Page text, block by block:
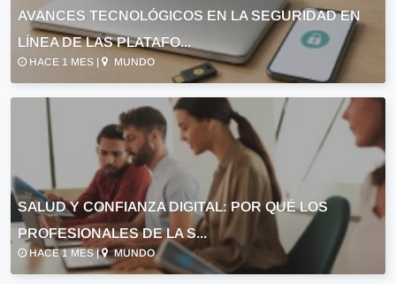
AVANCES TECNOLÓGICOS EN LA SEGURIDAD EN
LÍNEA DE LAS PLATAFO...
HACE 1 MES | MUNDO
SALUD Y CONFIANZA DIGITAL: POR QUÉ LOS
PROFESIONALES DE LA S...
HACE 1 MES | MUNDO